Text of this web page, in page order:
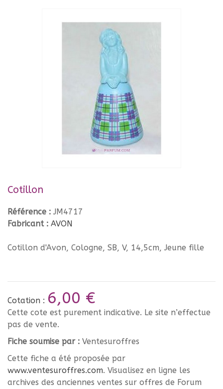
Cotillon
Référence : JM4717
Fabricant : AVON
Cotillon d'Avon, Cologne, SB, V, 14,5cm, Jeune fille
Cotation : 6,00 €
Cette cote est purement indicative. Le site n’effectue
pas de vente.
Fiche soumise par : Ventesuroffres
Cette fiche a été proposée par
www.ventesuroffres.com. Visualisez en ligne les
archives des anciennes ventes sur offres de Forum